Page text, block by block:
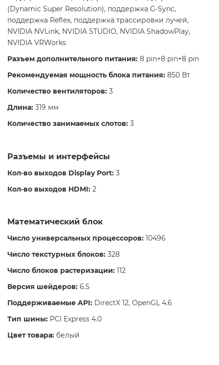
(Dynamic Super Resolution), поддержка G-Sync,
поддержка Reflex, поддержка трассировки лучей,
NVIDIA NVLink, NVIDIA STUDIO, NVIDIA ShadowPlay,
NVIDIA VRWorks
Разъем дополнительного питания: 8 pin+8 pin+8 pin
Рекомендуемая мощность блока питания: 850 Вт
Количество вентиляторов: 3
Длина: 319 мм
Количество занимаемых слотов: 3
Разъемы и интерфейсы
Кол-во выходов Display Port: 3
Кол-во выходов HDMI: 2
Математический блок
Число универсальных процессоров: 10496
Число текстурных блоков: 328
Число блоков растеризации: 112
Версия шейдеров: 6.5
Поддерживаемые API: DirectX 12, OpenGL 4.6
Тип шины: PCI Express 4.0
Цвет товара: белый